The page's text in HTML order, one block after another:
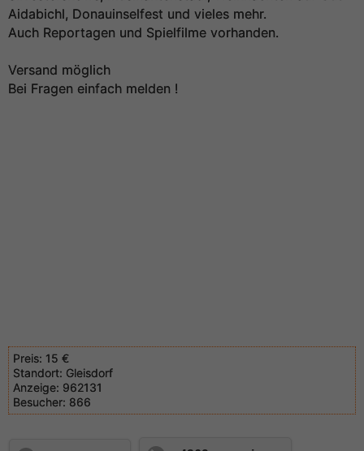
Aidabichl, Donauinselfest und vieles mehr.
Auch Reportagen und Spielfilme vorhanden.
Versand möglich
Bei Fragen einfach melden !
Preis: 15 €
Standort: Gleisdorf
Anzeige: 962131
Besucher: 866